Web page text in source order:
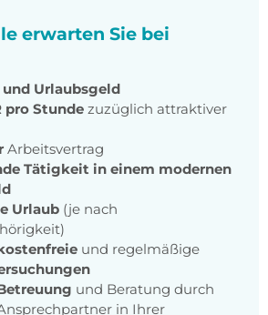
erwarten Sie bei
Urlaubsgeld
pro Stunde zuzüglich attraktiver
Arbeitsvertrag
Tätigkeit in einem modernen
Urlaub (je nach
und regelmäßige
und Beratung durch
in Ihrer